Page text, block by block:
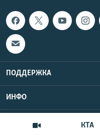
КТА
ПОДДЕРЖКА
ИНФО
Copyright
UTC+3